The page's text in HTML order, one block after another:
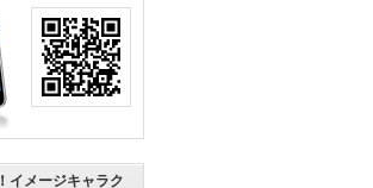
イメージキャラク